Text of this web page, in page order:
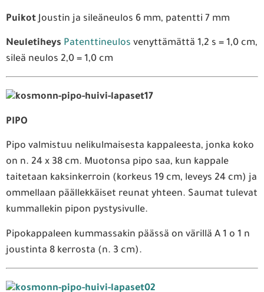
PuikotJoustin ja sileäneulos 6 mm, patentti 7 mm
Neuletiheys Patenttineulos venyttämättä 1,2 s = 1,0 cm,
sileä neulos 2,0 = 1,0 cm
PIPO
Pipo valmistuu nelikulmaisesta kappaleesta, jonka koko
on n. 24 x 38 cm. Muotonsa pipo saa, kun kappale
taitetaan kaksinkerroin (korkeus 19 cm, leveys 24 cm) ja
ommellaan päällekkäiset reunat yhteen. Saumat tulevat
kummallekin pipon pystysivulle.
Pipokappaleen kummassakin päässä on värillä A 1 o 1 n
joustinta 8 kerrosta (n. 3 cm).